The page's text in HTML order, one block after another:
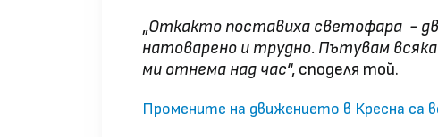
„Откакто поставиха светофара -
натоварено и трудно. Пътувам
ми отнема над час“, споделя той.
Промените на движението в Кресна са